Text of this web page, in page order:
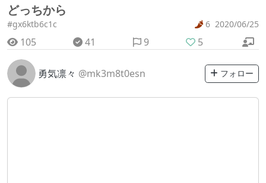
どっちから
#gx6ktb6c1c 6 2020/06/25
105 41 9 5
勇気凛々 @mk3m8t0esn フォロー